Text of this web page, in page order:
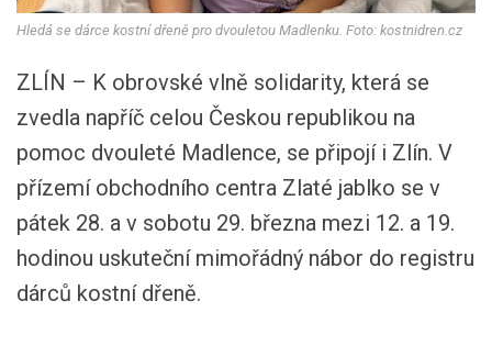
Hledá se dárce kostní dřeně pro dvouletou Madlenku. Foto: kostnidren.cz
ZLÍN – K obrovské vlně solidarity, která se
zvedla napříč celou Českou republikou na
pomoc dvouleté Madlence, se připojí i Zlín. V
přízemí obchodního centra Zlaté jablko se v
pátek 28. a v sobotu 29. března mezi 12. a 19.
hodinou uskuteční mimořádný nábor do registru
dárců kostní dřeně.